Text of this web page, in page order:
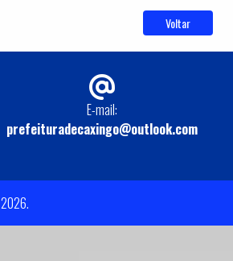
Voltar
E-mail:
prefeituradecaxingo@outlook.com
2026.